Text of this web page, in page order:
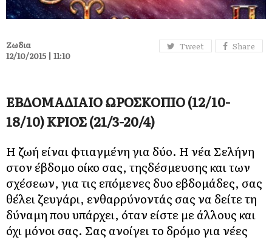
Tweet Share
Ζωδια
12/10/2015 | 11:10
ΕΒΔΟΜΑΔΙΑΙΟ ΩΡΟΣΚΟΠΙΟ (12/10-
18/10) ΚΡΙΟΣ (21/3-20/4)
Η ζωή είναι φτιαγμένη για δύο. Η νέα Σελήνη
στον έβδομο οίκο σας, τηςδέσμευσης και των
σχέσεων, για τις επόμενες δυο εβδομάδες, σας
θέλει ζευγάρι, ενθαρρύνοντάς σας να δείτε τη
δύναμη που υπάρχει, όταν είστε με άλλους και
όχι μόνοι σας. Σας ανοίγει το δρόμο για νέες